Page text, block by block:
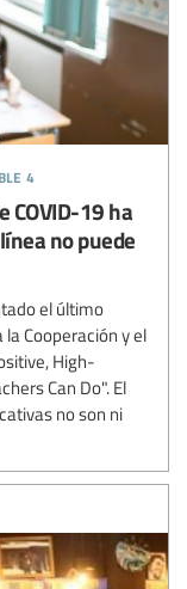
4
COVID-19 ha
no puede
el último
Cooperación y el
High-
Can Do". El
no son ni